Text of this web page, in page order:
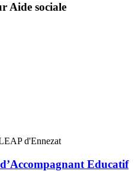
Aide sociale
d'Ennezat
Educatif